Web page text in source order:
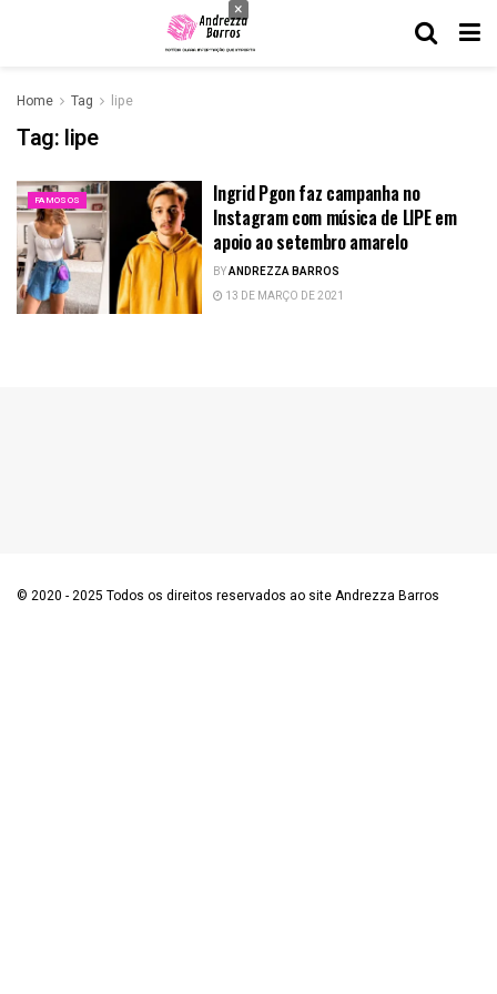
Home Tag lipe
Tag: lipe
FAMOSOS
Ingrid Pgon faz campanha no
Instagram com música de LIPE em
apoio ao setembro amarelo
BYANDREZZA BARROS
13 DE MARÇO DE 2021
© 2020 - 2025 Todos os direitos reservados ao site Andrezza Barros
×